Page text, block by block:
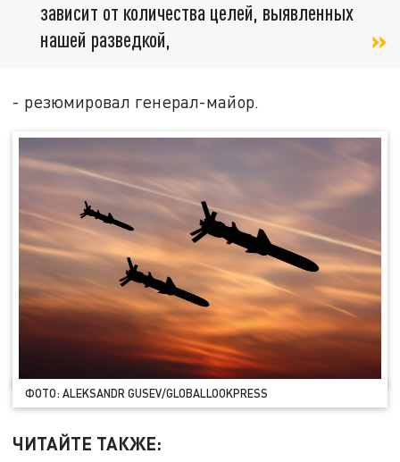
зависит от количества целей, выявленных
нашей разведкой,
- резюмировал генерал-майор.
ФОТО: ALEKSANDR GUSEV/GLOBALLOOKPRESS
ЧИТАЙТЕ ТАКЖЕ: